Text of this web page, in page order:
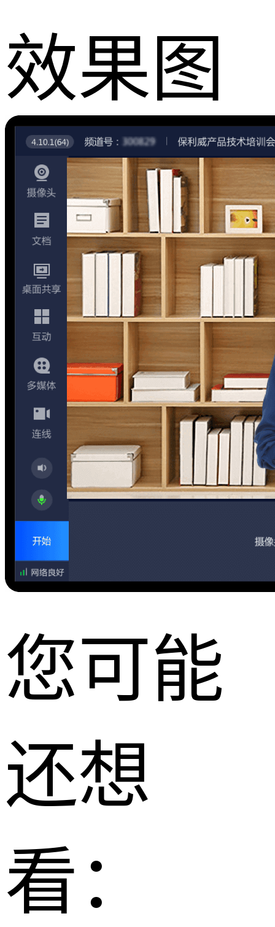
效果图
您可能
还想
看：